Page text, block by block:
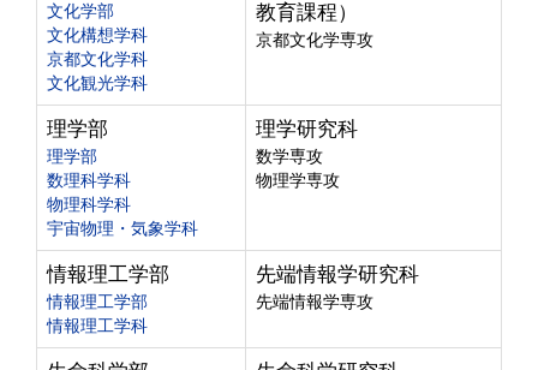
文化学部
文化構想学科
京都文化学科
文化観光学科
教育課程）
京都文化学専攻
理学部
理学部
数理科学科
物理科学科
宇宙物理・気象学科
理学研究科
数学専攻
物理学専攻
情報理工学部
情報理工学部
情報理工学科
先端情報学研究科
先端情報学専攻